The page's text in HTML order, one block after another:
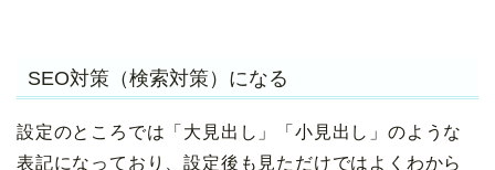
SEO対策（検索対策）になる
設定のところでは「大見出し」「小見出し」のような
表記になっており、設定後も見ただけではよくわから